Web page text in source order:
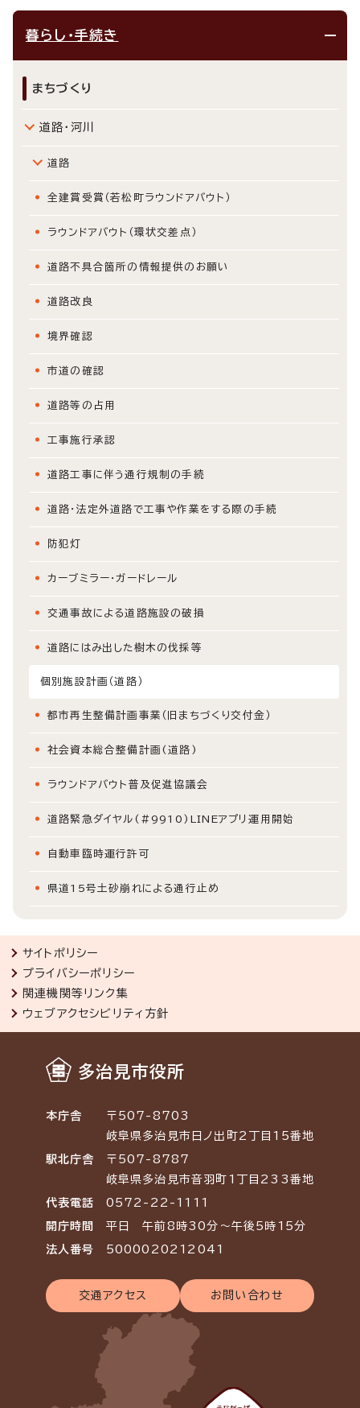
暮らし・手続き
まちづくり
道路・河川
道路
全建賞受賞（若松町ラウンドアバウト）
ラウンドアバウト（環状交差点）
道路不具合箇所の情報提供のお願い
道路改良
境界確認
市道の確認
道路等の占用
工事施行承認
道路工事に伴う通行規制の手続
道路・法定外道路で工事や作業をする際の手続
防犯灯
カーブミラー・ガードレール
交通事故による道路施設の破損
道路にはみ出した樹木の伐採等
個別施設計画（道路）
都市再生整備計画事業（旧まちづくり交付金）
社会資本総合整備計画(道路)
ラウンドアバウト普及促進協議会
道路緊急ダイヤル(#9910)LINEアプリ運用開始
自動車臨時運行許可
県道15号土砂崩れによる通行止め
サイトポリシー
プライバシーポリシー
関連機関等リンク集
ウェブアクセシビリティ方針
多治見市役所
本庁舎
〒507-8703
岐阜県多治見市日ノ出町2丁目15番地
駅北庁舎
〒507-8787
岐阜県多治見市音羽町1丁目233番地
代表電話 0572-22-1111
開庁時間 平日 午前8時30分～午後5時15分
法人番号 5000020212041
交通アクセス お問い合わせ